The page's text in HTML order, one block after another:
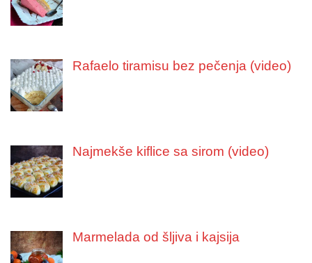
Rafaelo tiramisu bez pečenja (video)
Najmekše kiflice sa sirom (video)
Marmelada od šljiva i kajsija